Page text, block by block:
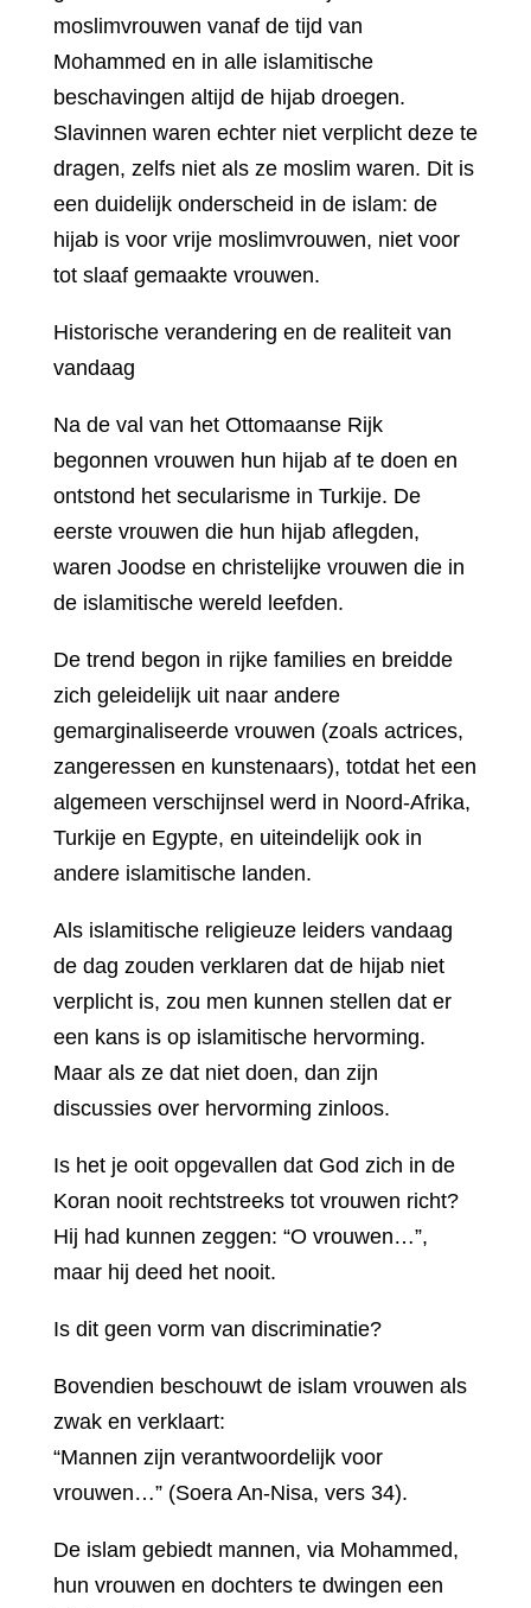
moslimvrouwen vanaf de tijd van
Mohammed en in alle islamitische
beschavingen altijd de hijab droegen.
Slavinnen waren echter niet verplicht deze te
dragen, zelfs niet als ze moslim waren. Dit is
een duidelijk onderscheid in de islam: de
hijab is voor vrije moslimvrouwen, niet voor
tot slaaf gemaakte vrouwen.
Historische verandering en de realiteit van
vandaag
Na de val van het Ottomaanse Rijk
begonnen vrouwen hun hijab af te doen en
ontstond het secularisme in Turkije. De
eerste vrouwen die hun hijab aflegden,
waren Joodse en christelijke vrouwen die in
de islamitische wereld leefden.
De trend begon in rijke families en breidde
zich geleidelijk uit naar andere
gemarginaliseerde vrouwen (zoals actrices,
zangeressen en kunstenaars), totdat het een
algemeen verschijnsel werd in Noord-Afrika,
Turkije en Egypte, en uiteindelijk ook in
andere islamitische landen.
Als islamitische religieuze leiders vandaag
de dag zouden verklaren dat de hijab niet
verplicht is, zou men kunnen stellen dat er
een kans is op islamitische hervorming.
Maar als ze dat niet doen, dan zijn
discussies over hervorming zinloos.
Is het je ooit opgevallen dat God zich in de
Koran nooit rechtstreeks tot vrouwen richt?
Hij had kunnen zeggen: “O vrouwen…”,
maar hij deed het nooit.
Is dit geen vorm van discriminatie?
Bovendien beschouwt de islam vrouwen als
zwak en verklaart:
“Mannen zijn verantwoordelijk voor
vrouwen…” (Soera An-Nisa, vers 34).
De islam gebiedt mannen, via Mohammed,
hun vrouwen en dochters te dwingen een